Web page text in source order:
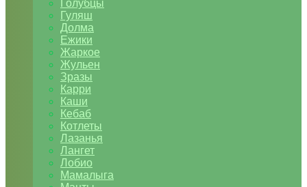
Голубцы
Гуляш
Долма
Ежики
Жаркое
Жульен
Зразы
Карри
Каши
Кебаб
Котлеты
Лазанья
Лангет
Лобио
Мамалыга